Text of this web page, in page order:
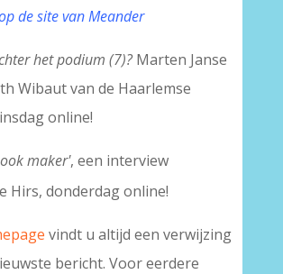
de site van Meander
het podium (7)?Marten Janse
Wibaut van de Haarlemse
online!
maker', een interview
Hirs, donderdag online!
vindt u altijd een verwijzing
bericht. Voor eerdere